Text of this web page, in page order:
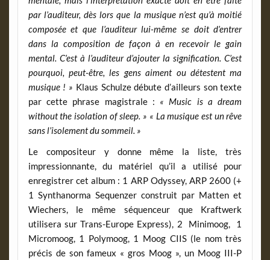
par l’auditeur, dès lors que la musique n’est qu’à moitié
composée et que l’auditeur lui-même se doit d’entrer
dans la composition de façon à en recevoir le gain
mental. C’est à l’auditeur d’ajouter la signification. C’est
pourquoi, peut-être, les gens aiment ou détestent ma
musique ! » Klaus Schulze débute d’ailleurs son texte
par cette phrase magistrale : « Music is a dream
without the isolation of sleep. » « La musique est un rêve
sans l’isolement du sommeil. »
Le compositeur y donne même la liste, très
impressionnante, du matériel qu’il a utilisé pour
enregistrer cet album : 1 ARP Odyssey, ARP 2600 (+
1 Synthanorma Sequenzer construit par Matten et
Wiechers, le même séquenceur que Kraftwerk
utilisera sur Trans-Europe Express), 2 Minimoog, 1
Micromoog, 1 Polymoog, 1 Moog CIIS (le nom très
précis de son fameux « gros Moog », un Moog III-P